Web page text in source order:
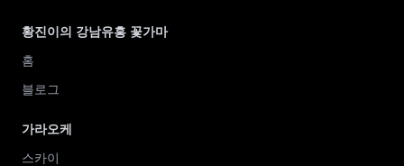
황진이의 강남유흥 꽃가마
홈
블로그
가라오케
스카이